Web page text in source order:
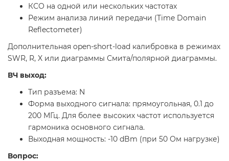
КСО на одной или нескольких частотах
Режим анализа линий передачи (Time Domain
Reflectometer)
Дополнительная open-short-load калибровка в режимах
SWR, R, X или диаграммы Смита/полярной диаграммы.
ВЧ выход:
Тип разъема: N
Форма выходного сигнала: прямоугольная, 0.1 до
200 МГц. Для более высоких частот используется
гармоника основного сигнала.
Выходная мощность: -10 dBm (при 50 Ом нагрузке)
Вопрос: